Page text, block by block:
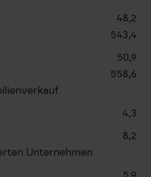
48,2
543,4
50,9
558,6
4,3
8,2
Unternehmen
5,9